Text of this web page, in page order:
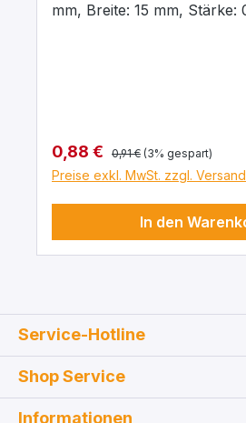
mm, Breite: 15 mm, Stärke:
Verkaufspreis:
0,88 € Regulärer Preis:
0,91 € (3% gespart)
Preise exkl. MwSt. zzgl.
In den
Service-Hotline
Shop Service
Informationen